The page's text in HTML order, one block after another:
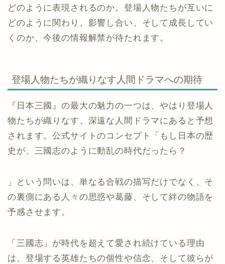
どのように表現されるのか。登場人物たちが互いに
どのように関わり、影響し合い、そして成長してい
くのか、今後の情報解禁が待たれます。
登場人物たちが織りなす人間ドラマへの期待
『日本三國』の最大の魅力の一つは、やはり登場人
物たちが織りなす、深遠な人間ドラマにあると予想
されます。公式サイトのコンセプト「もし日本の歴
史が、三國志のように動乱の時代だったら？
」という問いは、単なる合戦の描写だけでなく、そ
の裏側にある人々の思惑や葛藤、そして絆の物語を
予感させます。
「三國志」が時代を超えて愛され続けている理由
は、登場する英雄たちの個性や信念、そして彼らが